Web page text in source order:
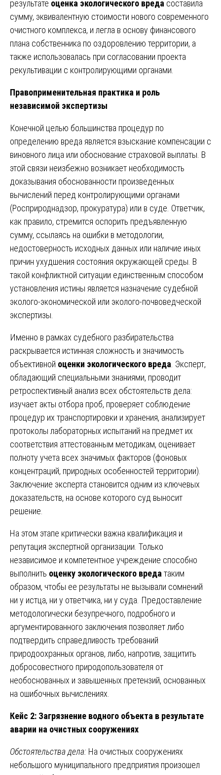
результате оценка экологического вреда составила
сумму, эквивалентную стоимости нового современного
очистного комплекса, и легла в основу финансового
плана собственника по оздоровлению территории, а
также использовалась при согласовании проекта
рекультивации с контролирующими органами.
Правоприменительная практика и роль
независимой экспертизы
Конечной целью большинства процедур по
определению вреда является взыскание компенсации с
виновного лица или обоснование страховой выплаты. В
этой связи неизбежно возникает необходимость
доказывания обоснованности произведенных
вычислений перед контролирующими органами
(Росприроднадзор, прокуратура) или в суде. Ответчик,
как правило, стремится оспорить предъявленную
сумму, ссылаясь на ошибки в методологии,
недостоверность исходных данных или наличие иных
причин ухудшения состояния окружающей среды. В
такой конфликтной ситуации единственным способом
установления истины является назначение судебной
эколого-экономической или эколого-почвоведческой
экспертизы.
Именно в рамках судебного разбирательства
раскрывается истинная сложность и значимость
объективной оценки экологического вреда . Эксперт,
обладающий специальными знаниями, проводит
ретроспективный анализ всех обстоятельств дела:
изучает акты отбора проб, проверяет соблюдение
процедур их транспортировки и хранения, анализирует
протоколы лабораторных испытаний на предмет их
соответствия аттестованным методикам, оценивает
полноту учета всех значимых факторов (фоновых
концентраций, природных особенностей территории).
Заключение эксперта становится одним из ключевых
доказательств, на основе которого суд выносит
решение.
На этом этапе критически важна квалификация и
репутация экспертной организации. Только
независимое и компетентное учреждение способно
выполнить оценку экологического вреда таким
образом, чтобы ее результаты не вызывали сомнений
ни у истца, ни у ответчика, ни у суда. Предоставление
методологически безупречного, подробного и
аргументированного заключения позволяет либо
подтвердить справедливость требований
природоохранных органов, либо, напротив, защитить
добросовестного природопользователя от
необоснованных и завышенных претензий, основанных
на ошибочных вычислениях.
Кейс 2: Загрязнение водного объекта в результате
аварии на очистных сооружениях
Обстоятельства дела: На очистных сооружениях
небольшого муниципального предприятия произошел